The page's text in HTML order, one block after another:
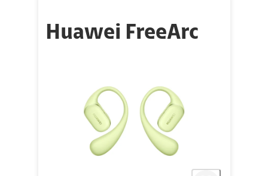
Huawei FreeArc